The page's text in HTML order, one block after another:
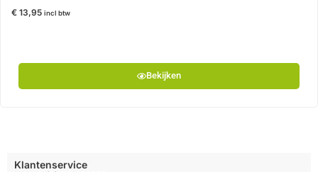
€ 13,95 incl btw
Bekijken
Klantenservice